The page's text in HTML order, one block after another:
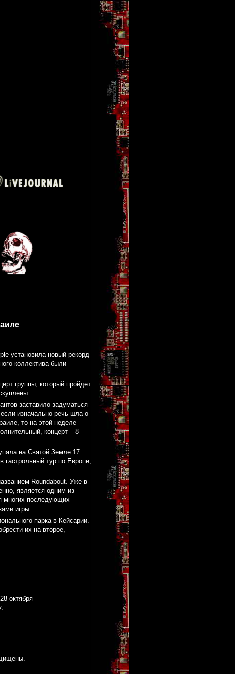
установила новый рекорд
коллектива были
группы, который пройдет
заставило задуматься
изначально речь шла о
то на этой неделе
концерт – 8
на Святой Земле 17
гастрольный тур по Европе,
Roundabout. Уже в
является одним из
многих последующих
игры.
парка в Кейсарии.
их на второе,
октября
.